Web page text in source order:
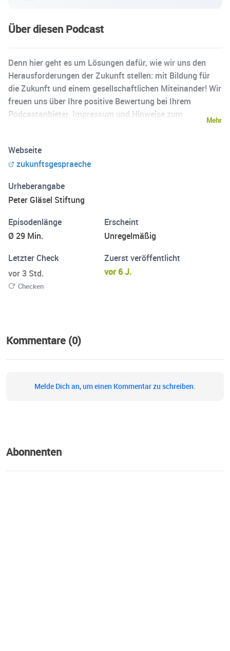
Über diesen Podcast
Denn hier geht es um Lösungen dafür, wie wir uns den
Herausforderungen der Zukunft stellen: mit Bildung für
die Zukunft und einem gesellschaftlichen Miteinander! Wir
freuen uns über Ihre positive Bewertung bei Ihrem
Podcastanbieter. Impressum und Hinweise zum
Datenschutzerklärung – Peter Gläsel Stiftung (https://pg-
stiftung.net/datenschutzerklaerung)
Mehr
Webseite
zukunftsgespraeche
Urheberangabe
Peter Gläsel Stiftung
Episodenlänge
Ø 29 Min.
Erscheint
Unregelmäßig
Letzter Check
vor 3 Std.
Checken
Zuerst veröffentlicht
vor 6 J.
Kommentare (0)
Melde Dich an, um einen Kommentar zu schreiben.
Abonnenten